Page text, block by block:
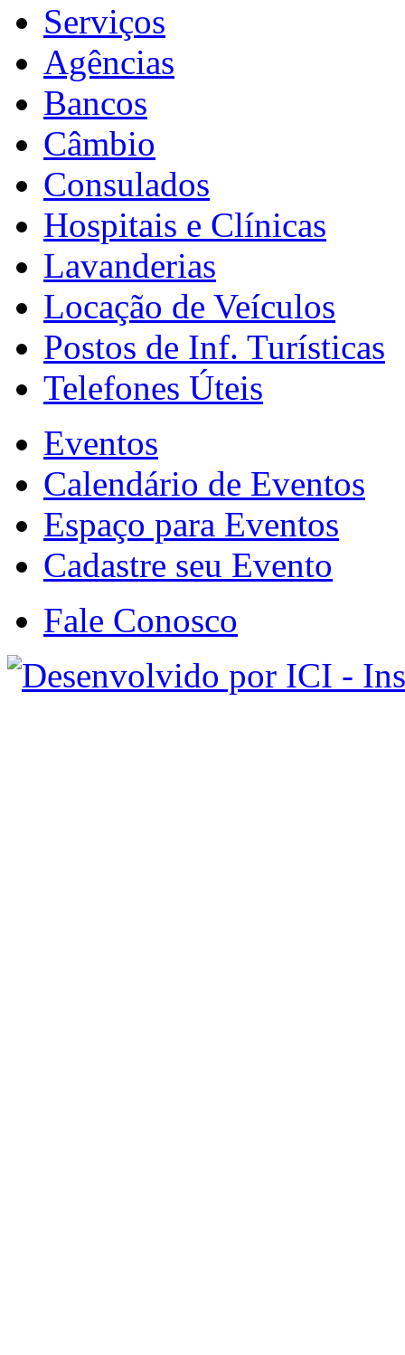
Serviços
Agências
Bancos
Câmbio
Consulados
Hospitais e Clínicas
Lavanderias
Locação de Veículos
Postos de Inf. Turísticas
Telefones Úteis
Eventos
Calendário de Eventos
Espaço para Eventos
Cadastre seu Evento
Fale Conosco